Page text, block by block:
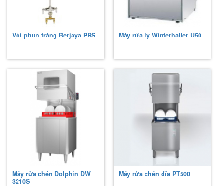
Vòi phun tráng Berjaya PRS Máy rửa ly Winterhalter U50
Máy rửa chén Dolphin DW
3210S
Máy rửa chén dĩa PT500